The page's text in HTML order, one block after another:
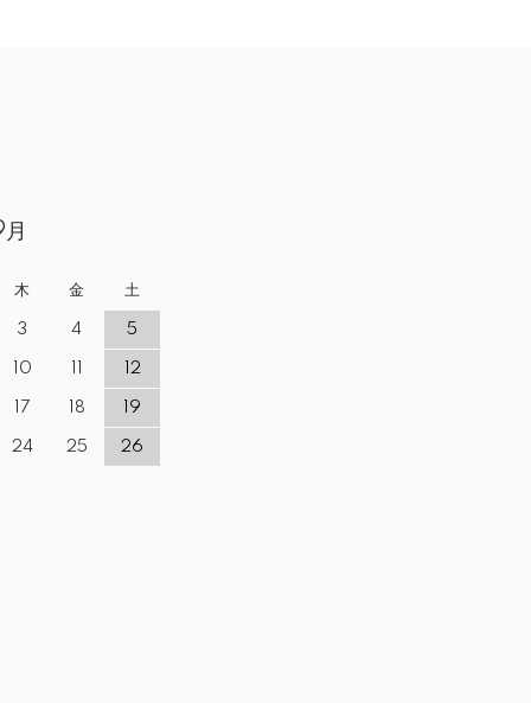
木 金 土
3 4 5
10 12
17 18 19
24 25 26